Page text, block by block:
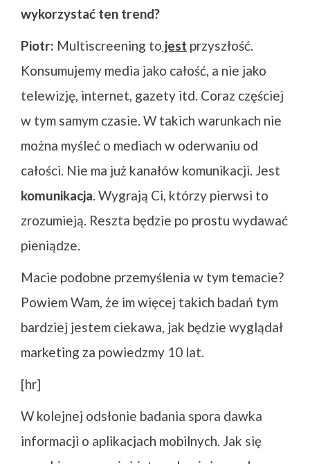
wykorzystać ten trend?
Piotr: Multiscreening to jest przyszłość.
Konsumujemy media jako całość, a nie jako
telewizję, internet, gazety itd. Coraz częściej
w tym samym czasie. W takich warunkach nie
można myśleć o mediach w oderwaniu od
całości. Nie ma już kanałów komunikacji. Jest
komunikacja. Wygrają Ci, którzy pierwsi to
zrozumieją. Reszta będzie po prostu wydawać
pieniądze.
Macie podobne przemyślenia w tym temacie?
Powiem Wam, że im więcej takich badań tym
bardziej jestem ciekawa, jak będzie wyglądał
marketing za powiedzmy 10 lat.
[hr]
W kolejnej odsłonie badania spora dawka
informacji o aplikacjach mobilnych. Jak się